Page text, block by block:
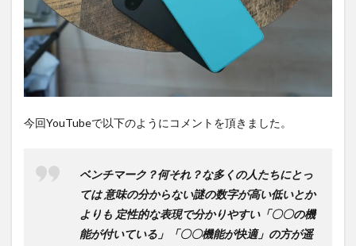
ち時
間不
要の
オン
ライ
ンシ
ョッ
おす
す
今回YouTubeで以下のようにコメントを頂きました。
ベンチマーク？何それ？な多くの人たちにとっ
ては 意味の分からない謎の数字が高い低いとか
よりも 定性的な表現で分かりやすい「〇〇の機
能が付いている」「〇〇機能が快適」の方が遥